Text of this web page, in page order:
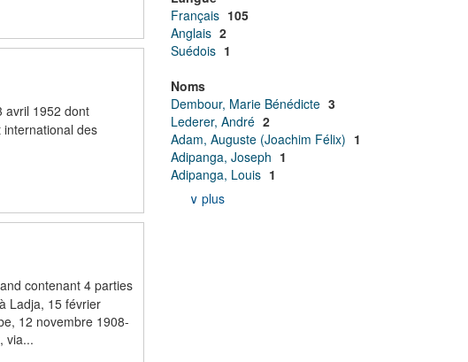
avril 1952 dont
international des
contenant 4 parties
Ladja, 15 février
12 novembre 1908-
via...
Français 105
Anglais 2
Suédois 1
Noms
Dembour, Marie Bénédicte 3
Lederer, André 2
Adam, Auguste (Joachim Félix) 1
Adipanga, Joseph 1
Adipanga, Louis 1
∨ plus